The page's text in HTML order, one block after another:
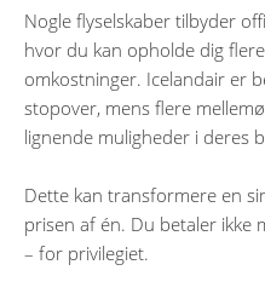
Nogle flyselskaber tilbyder
hvor du kan opholde dig
omkostninger. Icelandair er
stopover, mens flere
lignende muligheder i deres
Dette kan transformere en
prisen af én. Du betaler ikke
– for privilegiet.